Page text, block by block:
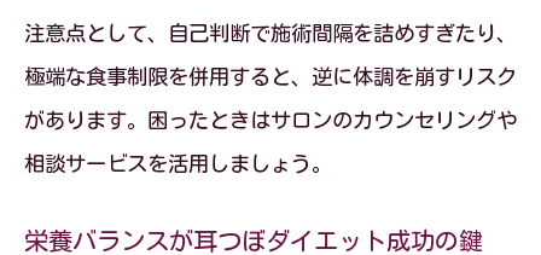
注意点として、自己判断で施術間隔を詰めすぎたり、
極端な食事制限を併用すると、逆に体調を崩すリスク
があります。困ったときはサロンのカウンセリングや
相談サービスを活用しましょう。
栄養バランスが耳つぼダイエット成功の鍵